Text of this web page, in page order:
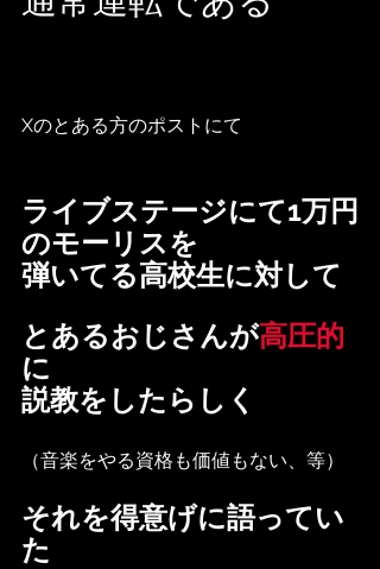
Xのとある方のポストにて
ライブステージにて1万円
のモーリスを
弾いてる高校生に対して
とあるおじさんが高圧的
に
説教をしたらしく
（音楽をやる資格も価値もない、等）
それを得意げに語ってい
た